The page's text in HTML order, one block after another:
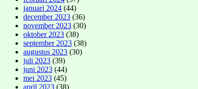
januari 2024 (44)
december 2023 (36)
november 2023 (30)
oktober 2023 (38)
september 2023 (38)
augustus 2023 (30)
juli 2023 (39)
juni 2023 (44)
mei 2023 (45)
april 2023 (38)